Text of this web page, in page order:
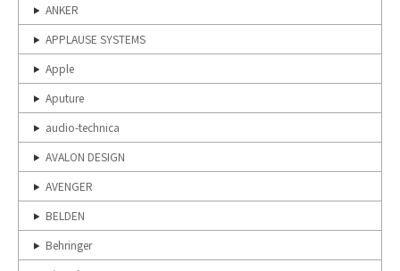
ANKER
APPLAUSE SYSTEMS
Apple
Aputure
audio-technica
AVALON DESIGN
AVENGER
BELDEN
Behringer